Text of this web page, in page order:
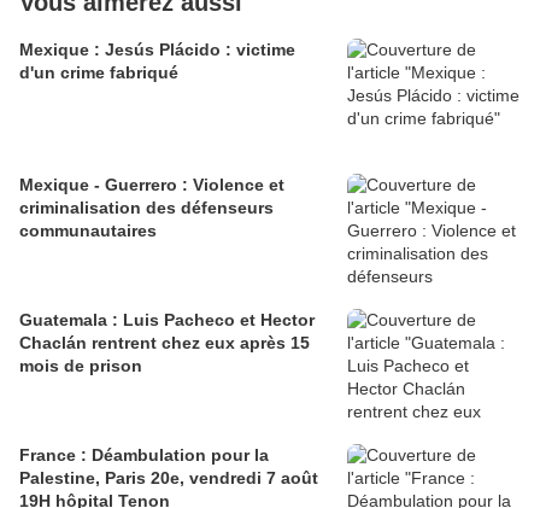
Mexique : Jesús Plácido : victime
d'un crime fabriqué
Mexique - Guerrero : Violence et
criminalisation des défenseurs
communautaires
Guatemala : Luis Pacheco et Hector
Chaclán rentrent chez eux après 15
mois de prison
France : Déambulation pour la
Palestine, Paris 20e, vendredi 7 août
19H hôpital Tenon